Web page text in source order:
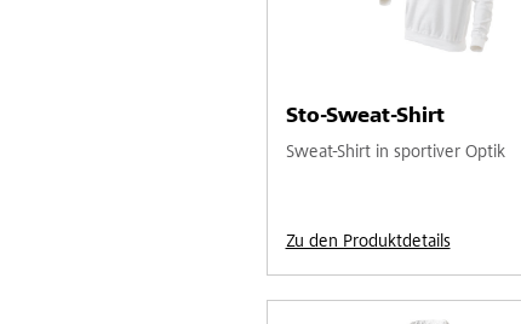
Sto-Sweat-Shirt
Sweat-Shirt in sportiver Optik
Zu den Produktdetails